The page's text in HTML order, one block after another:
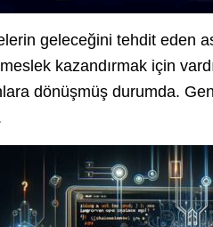
geleceğini tehdit eden
kazandırmak için
dönüşmüş durumda.